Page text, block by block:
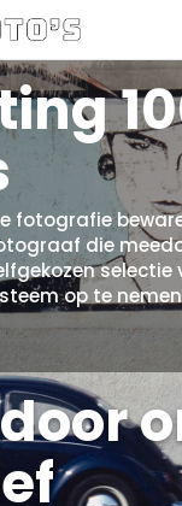
fotografie
die
selectie
op te